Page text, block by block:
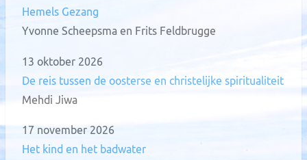
Hemels Gezang
Yvonne Scheepsma en Frits Feldbrugge
13 oktober 2026
De reis tussen de oosterse en christelijke spiritualiteit
Mehdi Jiwa
17 november 2026
Het kind en het badwater